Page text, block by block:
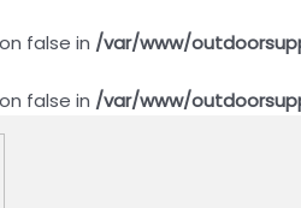
false in /var/www/
false in /var/www/